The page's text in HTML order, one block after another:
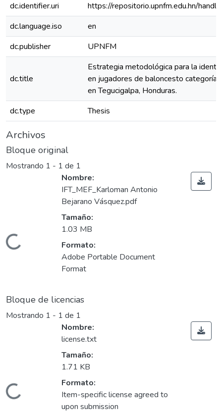
dc.identifier.uri
https://repositorio.upnfm.edu.hn/
dc.language.iso
en
dc.publisher
UPNFM
dc.title
Estrategia metodológica para la
en jugadores de baloncesto categoría
en Tegucigalpa, Honduras.
dc.type
Thesis
Archivos
Bloque original
Mostrando 1 - 1 de 1
Cargando...
Nombre:
IFT_MEF_Karloman Antonio
Bejarano Vásquez.pdf
Tamaño:
1.03 MB
Formato:
Adobe Portable Document
Format
Bloque de licencias
Mostrando 1 - 1 de 1
Cargando...
Nombre:
license.txt
Tamaño:
1.71 KB
Formato:
Item-specific license agreed to
upon submission